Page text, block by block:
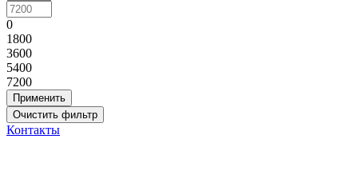
0
1800
3600
5400
7200
Контакты